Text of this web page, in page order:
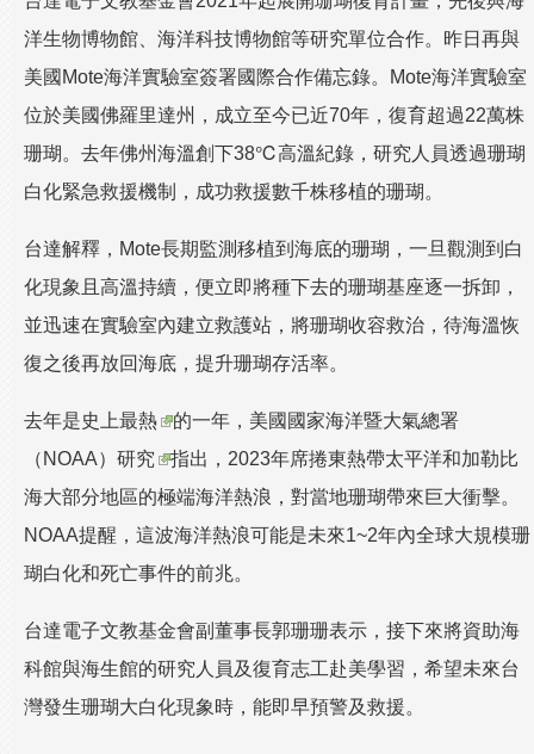
洋生物博物館、海洋科技博物館等研究單位合作。昨日再與
美國Mote海洋實驗室簽署國際合作備忘錄。Mote海洋實驗室
位於美國佛羅里達州，成立至今已近70年，復育超過22萬株
珊瑚。去年佛州海溫創下38℃高溫紀錄，研究人員透過珊瑚
白化緊急救援機制，成功救援數千株移植的珊瑚。
台達解釋，Mote長期監測移植到海底的珊瑚，一旦觀測到白
化現象且高溫持續，便立即將種下去的珊瑚基座逐一拆卸，
並迅速在實驗室內建立救護站，將珊瑚收容救治，待海溫恢
復之後再放回海底，提升珊瑚存活率。
去年是史上最熱
的一年，美國國家海洋暨大氣總署
（NOAA） 研究
指出，2023年席捲東熱帶太平洋和加勒比
海大部分地區的極端海洋熱浪，對當地珊瑚帶來巨大衝擊。
NOAA提醒，這波海洋熱浪可能是未來1~2年內全球大規模珊
瑚白化和死亡事件的前兆。
台達電子文教基金會副董事長郭珊珊表示，接下來將資助海
科館與海生館的研究人員及復育志工赴美學習，希望未來台
灣發生珊瑚大白化現象時，能即早預警及救援。